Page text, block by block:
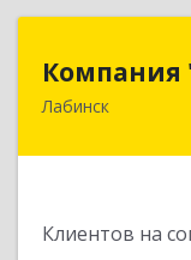
Лабинск
Клиентов на
352500,